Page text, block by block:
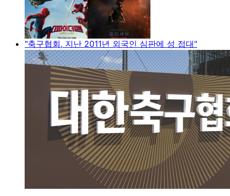
"축구협회, 지난 2011년 외국인 심판에 성 접대"